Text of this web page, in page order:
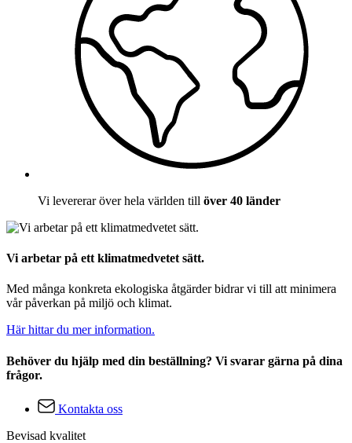
Vi levererar över hela världen till över 40 länder
Vi arbetar på ett klimatmedvetet sätt.
Med många konkreta ekologiska åtgärder bidrar vi till att minimera
vår påverkan på miljö och klimat.
Här hittar du mer information.
Behöver du hjälp med din beställning? Vi svarar gärna på dina
frågor.
Kontakta oss
Bevisad kvalitet